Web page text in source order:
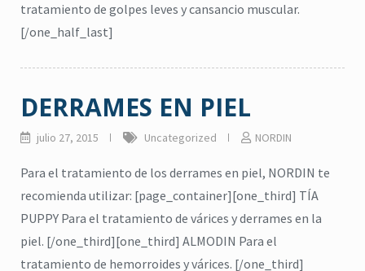
tratamiento de golpes leves y cansancio muscular.
[/one_half_last]
DERRAMES EN PIEL
julio 27, 2015 Uncategorized NORDIN
Para el tratamiento de los derrames en piel, NORDIN te
recomienda utilizar: [page_container][one_third] TÍA
PUPPY Para el tratamiento de várices y derrames en la
piel. [/one_third][one_third] ALMODIN Para el
tratamiento de hemorroides y várices. [/one_third]